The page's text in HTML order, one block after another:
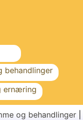
behandlinger
ernæring
og behandlinger